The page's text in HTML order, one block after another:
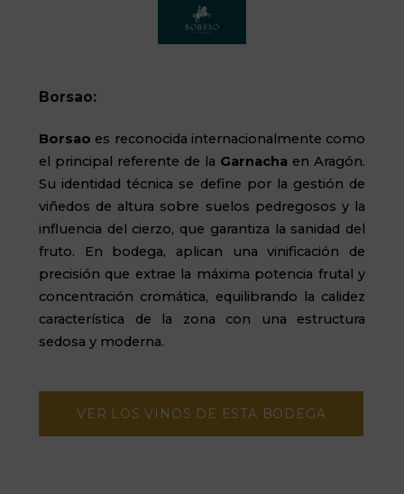
Borsao:
Borsao es reconocida internacionalmente como
el principal referente de la Garnacha en Aragón.
Su identidad técnica se define por la gestión de
viñedos de altura sobre suelos pedregosos y la
influencia del cierzo, que garantiza la sanidad del
fruto. En bodega, aplican una vinificación de
precisión que extrae la máxima potencia frutal y
concentración cromática, equilibrando la calidez
característica de la zona con una estructura
sedosa y moderna.
VER LOS VINOS DE ESTA BODEGA